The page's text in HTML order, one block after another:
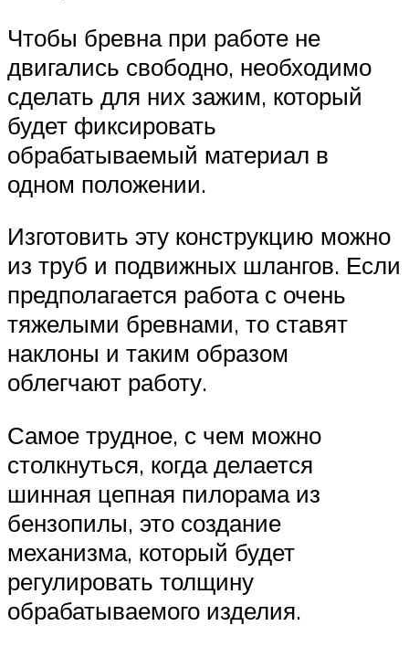
Чтобы бревна при работе не
двигались свободно, необходимо
сделать для них зажим, который
будет фиксировать
обрабатываемый материал в
одном положении.
Изготовить эту конструкцию можно
из труб и подвижных шлангов. Если
предполагается работа с очень
тяжелыми бревнами, то ставят
наклоны и таким образом
облегчают работу.
Самое трудное, с чем можно
столкнуться, когда делается
шинная цепная пилорама из
бензопилы, это создание
механизма, который будет
регулировать толщину
обрабатываемого изделия.